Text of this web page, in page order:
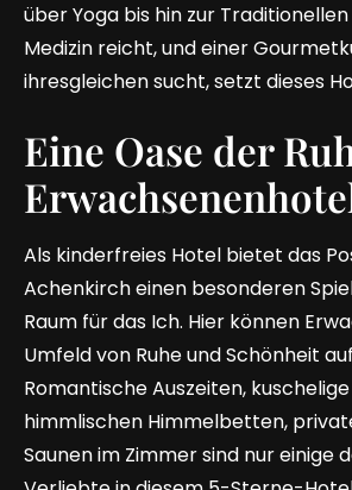
über Yoga bis hin zur
Medizin reicht, und einer
ihresgleichen sucht, setzt dieses
Eine Oase der
Als kinderfreies Hotel bietet das
Achenkirch einen besonderen
Raum für das Ich. Hier können
Umfeld von Ruhe und Schönheit
Romantische Auszeiten,
himmlischen Himmelbetten,
Saunen im Zimmer sind nur einige